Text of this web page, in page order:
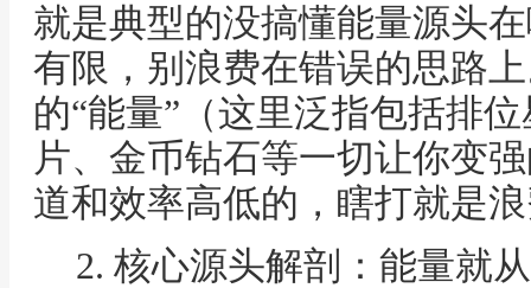
就是典型的没搞懂能量源头
有限，别浪费在错误的思路
的“能量”（这里泛指包括排
片、金币钻石等一切让你变
道和效率高低的，瞎打就是
2. 核心源头解剖：能量就